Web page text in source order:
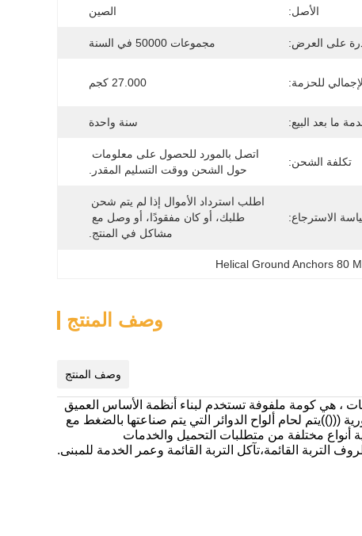
الأصل: الصين
على العرض: مجموعات 50000 في السنة
للحزمة: 27.000 كجم
ما بعد البيع: سنة واحدة
تكلفة الشحن:
حول الشحن ووقت التسليم المقدر.
الاسترجاع:
مشاكل في المنتج.
Helical Ground Anchors 80
وصف المنتج
وصف المنتج
، هي كومة ملفوفة تستخدم لبناء أنظمة الأساس العميق
لحام ألواح الدوائر التي يتم صناعتها بالضغط مع
أنواع مختلفة من متطلبات التحميل والخدمات
القائمة،تآكل التربة القائمة وعمر الخدمة للمبنى.